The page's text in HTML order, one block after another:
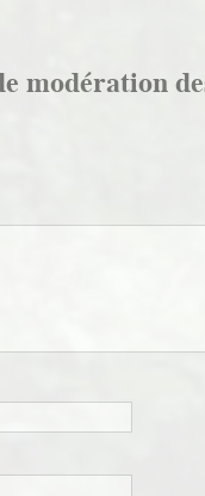
modération